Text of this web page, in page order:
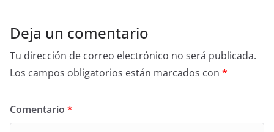
Deja un comentario
Tu dirección de correo electrónico no será publicada.
Los campos obligatorios están marcados con *
Comentario *